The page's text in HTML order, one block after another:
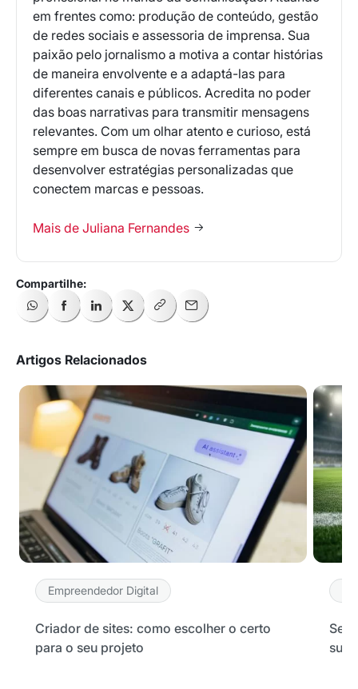
em frentes como: produção de conteúdo, gestão
de redes sociais e assessoria de imprensa. Sua
paixão pelo jornalismo a motiva a contar histórias
de maneira envolvente e a adaptá-las para
diferentes canais e públicos. Acredita no poder
das boas narrativas para transmitir mensagens
relevantes. Com um olhar atento e curioso, está
sempre em busca de novas ferramentas para
desenvolver estratégias personalizadas que
conectem marcas e pessoas.
Mais de Juliana Fernandes
Artigos Relacionados
Empreendedor Digital
Criador de sites: como escolher o certo
para o seu projeto
Seu
sua